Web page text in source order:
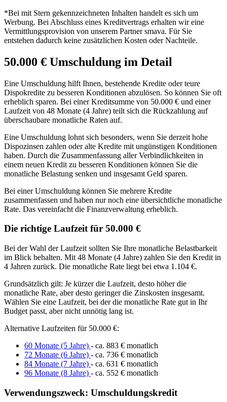
*Bei mit Stern gekennzeichneten Inhalten handelt es sich um
Werbung. Bei Abschluss eines Kreditvertrags erhalten wir eine
Vermittlungsprovision von unserem Partner smava. Für Sie
entstehen dadurch keine zusätzlichen Kosten oder Nachteile.
50.000 € Umschuldung im Detail
Eine Umschuldung hilft Ihnen, bestehende Kredite oder teure
Dispokredite zu besseren Konditionen abzulösen. So können Sie oft
erheblich sparen. Bei einer Kreditsumme von 50.000 € und einer
Laufzeit von 48 Monate (4 Jahre) teilt sich die Rückzahlung auf
überschaubare monatliche Raten auf.
Eine Umschuldung lohnt sich besonders, wenn Sie derzeit hohe
Dispozinsen zahlen oder alte Kredite mit ungünstigen Konditionen
haben. Durch die Zusammenfassung aller Verbindlichkeiten in
einem neuen Kredit zu besseren Konditionen können Sie die
monatliche Belastung senken und insgesamt Geld sparen.
Bei einer Umschuldung können Sie mehrere Kredite
zusammenfassen und haben nur noch eine übersichtliche monatliche
Rate. Das vereinfacht die Finanzverwaltung erheblich.
Die richtige Laufzeit für 50.000 €
Bei der Wahl der Laufzeit sollten Sie Ihre monatliche Belastbarkeit
im Blick behalten. Mit 48 Monate (4 Jahre) zahlen Sie den Kredit in
4 Jahren zurück. Die monatliche Rate liegt bei etwa 1.104 €.
Grundsätzlich gilt: Je kürzer die Laufzeit, desto höher die
monatliche Rate, aber desto geringer die Zinskosten insgesamt.
Wählen Sie eine Laufzeit, bei der die monatliche Rate gut in Ihr
Budget passt, aber nicht unnötig lang ist.
Alternative Laufzeiten für 50.000 €:
60 Monate (5 Jahre) - ca. 883 € monatlich
72 Monate (6 Jahre) - ca. 736 € monatlich
84 Monate (7 Jahre) - ca. 631 € monatlich
96 Monate (8 Jahre) - ca. 552 € monatlich
Verwendungszweck: Umschuldungskredit